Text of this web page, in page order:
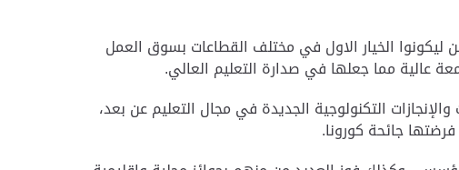
ليكونوا الخيار الاول في مختلف القطاعات بسوق العمل
عالية مما جعلها في صدارة التعليم العالي.
التكنولوجية الجديدة في مجال التعليم عن بعد،
جائحة كورونا.